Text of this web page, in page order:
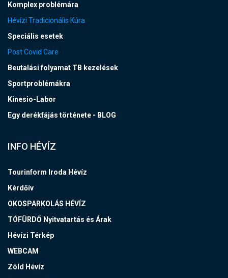
Komplex problémára
Hévízi Tradicionális Kúra
Speciális esetek
Post Covid Care
Beutalási folyamat TB kezelések
Sportproblémákra
Kinesio-Labor
Egy derékfájás története - BLOG
INFO HÉVÍZ
Tourinform Iroda Hévíz
Kérdőív
OKOSPARKOLÁS HÉVÍZ
TÓFÜRDŐ Nyitvatartás és Árak
Hévízi Térkép
WEBCAM
Zöld Hévíz